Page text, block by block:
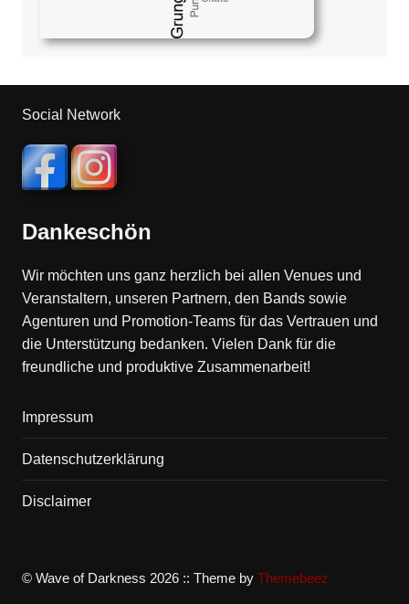
Social Network
Dankeschön
Wir möchten uns ganz herzlich bei allen Venues und
Veranstaltern, unseren Partnern, den Bands sowie
Agenturen und Promotion-Teams für das Vertrauen und
die Unterstützung bedanken. Vielen Dank für die
freundliche und produktive Zusammenarbeit!
Impressum
Datenschutzerklärung
Disclaimer
© Wave of Darkness 2026 :: Theme by Themebeez